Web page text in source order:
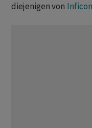
diejenigen von Inficon